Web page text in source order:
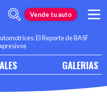
Vende tu auto
El Reporte de BASF
GALERIAS